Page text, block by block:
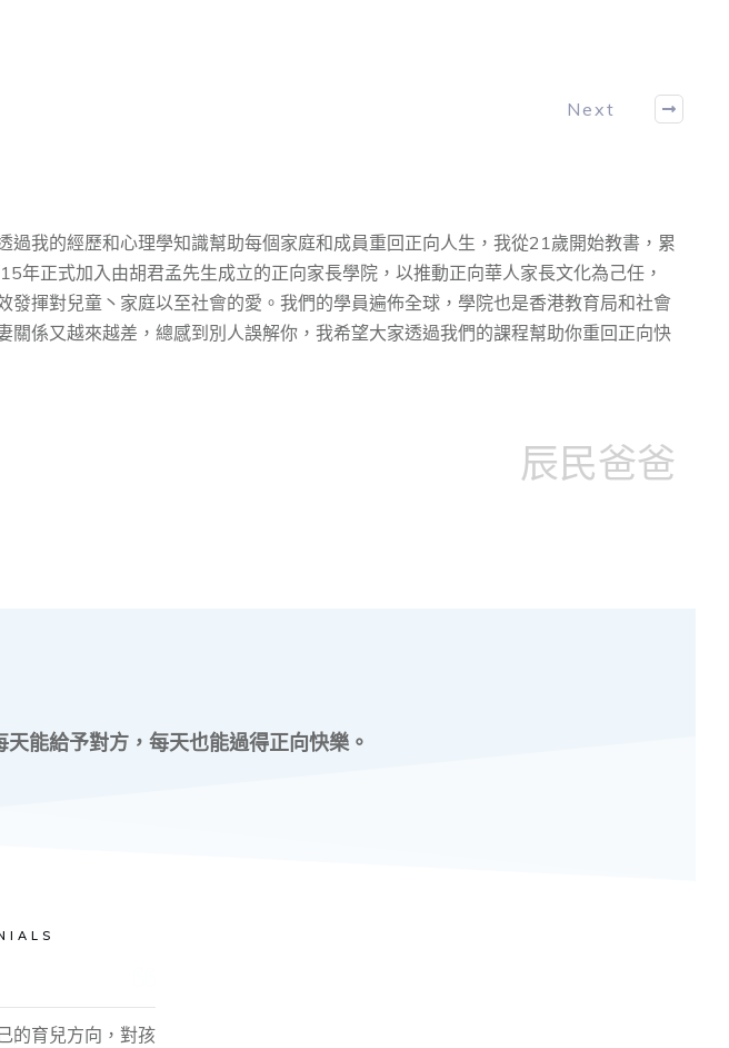
Next
我的經歷和心理學知識幫助每個家庭和成員重回正向人生，我從21歲開始教書，累
正式加入由胡君孟先⽣成⽴的正向家⻑學院，以推動正向華⼈家⻑⽂化為⼰任，
揮對兒童丶家庭以至社會的愛。我們的學員遍佈全球，學院也是香港教育局和社會
係又越來越差，總感到別人誤解你，我希望大家透過我們的課程幫助你重回正向快
辰民爸爸
能給予對方，每天也能過得正向快樂。
的育兒方向，對孩